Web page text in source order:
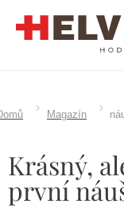
Magazín
Krásný,
první